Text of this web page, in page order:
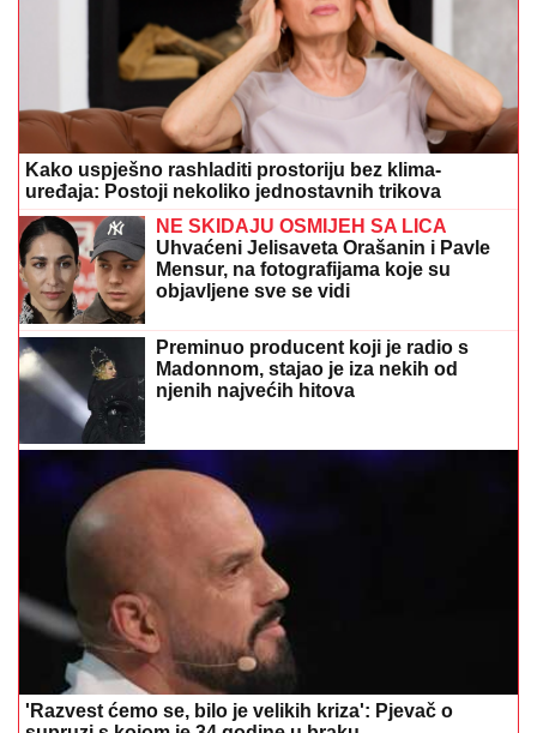
Kako uspješno rashladiti prostoriju bez klima-
uređaja: Postoji nekoliko jednostavnih trikova
NE SKIDAJU OSMIJEH SA LICA
Uhvaćeni Jelisaveta Orašanin i Pavle
Mensur, na fotografijama koje su
objavljene sve se vidi
Preminuo producent koji je radio s
Madonnom, stajao je iza nekih od
njenih najvećih hitova
'Razvest ćemo se, bilo je velikih kriza': Pjevač o